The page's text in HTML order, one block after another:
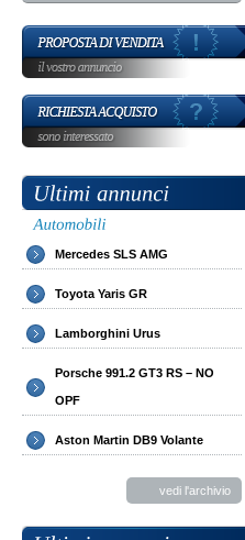
Mercedes SLS AMG
Toyota Yaris GR
Lamborghini Urus
Porsche 991.2 GT3 RS – NO
OPF
Aston Martin DB9 Volante
vedi l'archivio